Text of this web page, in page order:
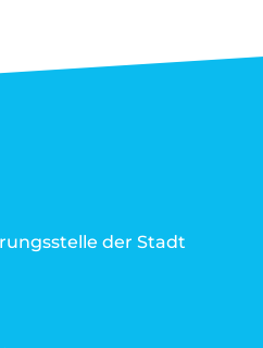
der Stadt